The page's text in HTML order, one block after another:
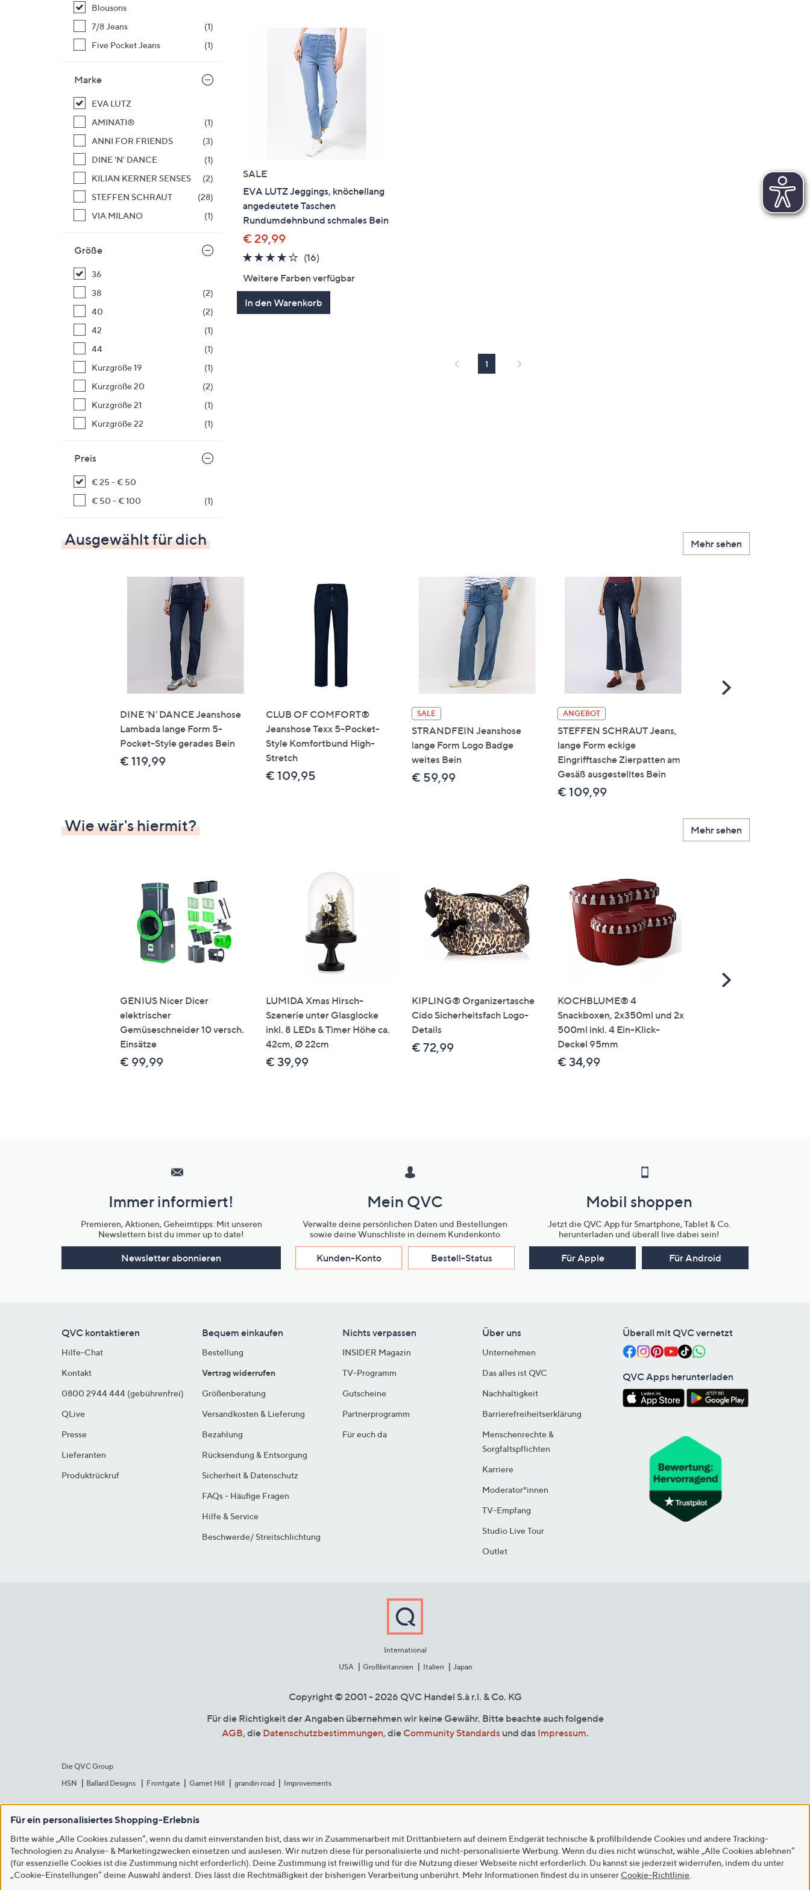
Geräten
Blousons
7/8 Jeans
(1)
Five Pocket Jeans
(1)
Marke
EVA LUTZ
AMINATI®
(1)
ANNI FOR FRIENDS
(3)
DINE 'N' DANCE
(1)
KILIAN KERNER SENSES
(2)
STEFFEN SCHRAUT
(28)
VIA MILANO
(1)
Größe
36
38
(2)
40
(2)
42
(1)
44
(1)
Kurzgröße 19
(1)
Kurzgröße 20
(2)
Kurzgröße 21
(1)
Kurzgröße 22
(1)
Preis
€ 25 - € 50
€ 50 - € 100
(1)
SALE
EVA LUTZ Jeggings, knöchellang
angedeutete Taschen
Rundumdehnbund schmales Bein
€ 29,99
3.9
5
(16)16
Weitere Farben verfügbar
In den Warenkorb
1
Ausgewählt für dich Mehr sehen
DINE 'N' DANCE Jeanshose
Lambada lange Form 5-
Pocket-Style gerades Bein
€ 119,99
CLUB OF COMFORT®
Jeanshose Texx 5-Pocket-
Style Komfortbund High-
Stretch
€ 109,95
SALE
STRANDFEIN Jeanshose
lange Form Logo Badge
weites Bein
€ 59,99
ANGEBOT
STEFFEN SCHRAUT Jeans,
lange Form eckige
Eingrifftasche Zierpatten am
Gesäß ausgestelltes Bein
€ 109,99
Scroll
Wie wär's hiermit? Mehr sehen
GENIUS Nicer Dicer
elektrischer
Gemüseschneider 10 versch.
Einsätze
€ 99,99
LUMIDA Xmas Hirsch-
Szenerie unter Glasglocke
inkl. 8 LEDs & Timer Höhe ca.
42cm, Ø 22cm
€ 39,99
KIPLING® Organizertasche
Cido Sicherheitsfach Logo-
Details
€ 72,99
KOCHBLUME® 4
Snackboxen, 2x350ml und 2x
500ml inkl. 4 Ein-Klick-
Deckel 95mm
€ 34,99
Scroll
Unternehmensinformationen
Immer informiert!
Premieren, Aktionen, Geheimtipps: Mit unseren
Newslettern bist du immer up to date!
Newsletter abonnieren
Mein QVC
Verwalte deine persönlichen Daten und Bestellungen
sowie deine Wunschliste in deinem Kundenkonto
Kunden-Konto Bestell-Status
Mobil shoppen
Jetzt die QVC App für Smartphone, Tablet & Co.
herunterladen und überall live dabei sein!
Für Apple Für Android
QVC kontaktieren
Hilfe-Chat
Kontakt
0800 2944 444 (gebührenfrei)
QLive
Presse
Lieferanten
Produktrückruf
Bequem einkaufen
Bestellung
Vertrag widerrufen
Größenberatung
Versandkosten & Lieferung
Bezahlung
Rücksendung & Entsorgung
Sicherheit & Datenschutz
FAQs - Häufige Fragen
Hilfe & Service
Beschwerde/ Streitschlichtung
Nichts verpassen
INSIDER Magazin
TV-Programm
Gutscheine
Partnerprogramm
Für euch da
Über uns
Unternehmen
Das alles ist QVC
Nachhaltigkeit
Barrierefreiheitserklärung
Menschenrechte &
Sorgfaltspflichten
Karriere
Moderator*innen
TV-Empfang
Studio Live Tour
Outlet
Überall mit QVC vernetzt
QVC Apps herunterladen
International
USA
Großbritannien Italien Japan
Copyright © 2001 - 2026 QVC Handel S.à r.l. & Co. KG
Für die Richtigkeit der Angaben übernehmen wir keine Gewähr. Bitte beachte auch folgende
AGB, die Datenschutzbestimmungen, die Community Standardsund das Impressum.
Die QVC Group
HSN
Ballard Designs Frontgate Garnet Hill grandin road Improvements
Für ein personalisiertes Shopping-Erlebnis
Bitte wähle „Alle Cookies zulassen“, wenn du damit einverstanden bist, dass wir in Zusammenarbeit mit Drittanbietern auf deinem Endgerät technische & profilbildende Cookies und andere Tracking-
Technologien zu Analyse- & Marketingzwecken einsetzen und auslesen. Wir nutzen diese für personalisierte und nicht-personalisierte Werbung. Wenn du dies nicht wünschst, wähle „Alle Cookies ablehnen“
(für essenzielle Cookies ist die Zustimmung nicht erforderlich). Deine Zustimmung ist freiwillig und für die Nutzung dieser Webseite nicht erforderlich. Du kannst sie jederzeit widerrufen, indem du unter
„Cookie-Einstellungen“ deine Auswahl änderst. Dies lässt die Rechtmäßigkeit der bisherigen Verarbeitung unberührt. Mehr Informationen findest du in unserer Cookie-Richtlinie